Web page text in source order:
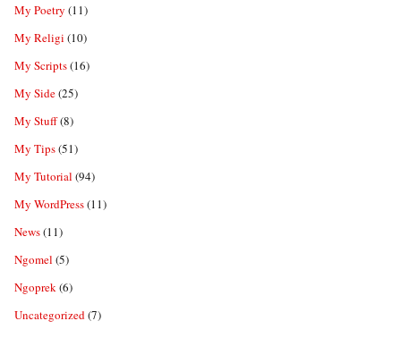
My Poetry (11)
My Religi (10)
My Scripts(16)
My Side(25)
My Stuff(8)
My Tips(51)
My Tutorial (94)
My WordPress(11)
News(11)
Ngomel (5)
Ngoprek(6)
Uncategorized(7)